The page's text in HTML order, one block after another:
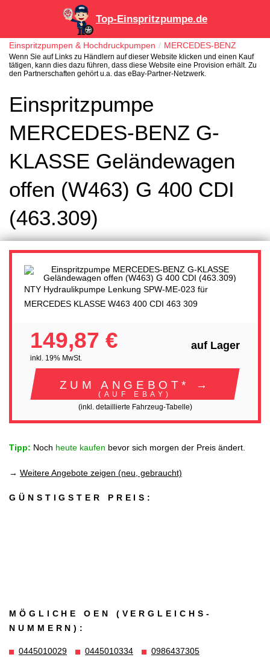
Top-Einspritzpumpe.de
Einspritzpumpen & Hochdruckpumpen MERCEDES-BENZ
Wenn Sie auf Links zu Händlern auf dieser Website klicken und einen Kauf
tätigen, kann dies dazu führen, dass diese Website eine Provision erhält. Zu
den Partnerschaften gehört u.a. das eBay-Partner-Netzwerk.
Einspritzpumpe
MERCEDES-BENZ G-
KLASSE Geländewagen
offen (W463) G 400 CDI
(463.309)
NTY Hydraulikpumpe Lenkung SPW-ME-023 für
MERCEDES KLASSE W463 400 CDI 463 309
149,87 €
inkl. 19% MwSt.
auf Lager
ZUM ANGEBOT* →
(AUF EBAY)
(inkl. detaillierte Fahrzeug-Tabelle)
Tipp: Noch heute kaufen bevor sich morgen der Preis ändert.
→ Weitere Angebote zeigen (neu, gebraucht)
GÜNSTIGSTER PREIS:
MÖGLICHE OEN (VERGLEICHS­
NUMMERN):
0445010029 0445010334
0986437305